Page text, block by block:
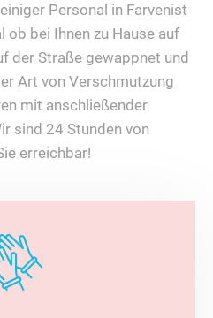
Personal in Farvenist
ob bei Ihnen zu Hause auf
der Straße gewappnet und
Art von Verschmutzung
mit anschließender
sind 24 Stunden von
erreichbar!